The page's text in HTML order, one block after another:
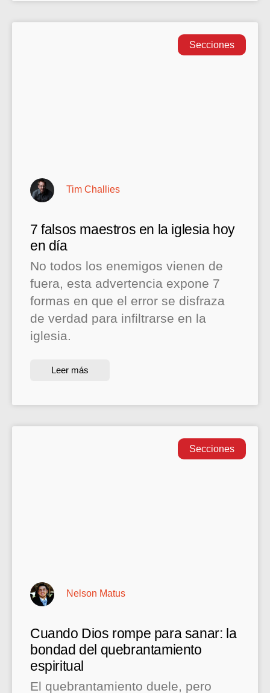
Secciones
7 falsos maestros en la iglesia hoy
en día
No todos los enemigos vienen de
fuera, esta advertencia expone 7
formas en que el error se disfraza
de verdad para infiltrarse en la
iglesia.
Leer más
Tim Challies
Secciones
Cuando Dios rompe para sanar: la
bondad del quebrantamiento
espiritual
El quebrantamiento duele, pero
Nelson Matus